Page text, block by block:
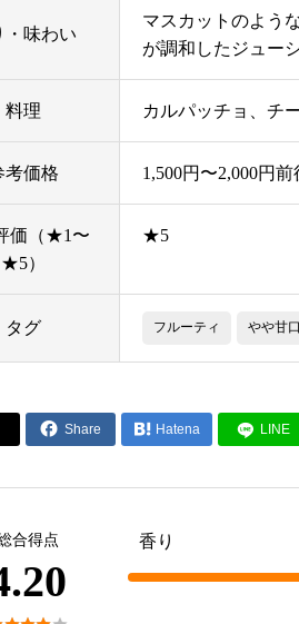
・味わい
マスカットのよう
が調和したジュー
料理 カルパッチョ、チ
考価格 1,500円〜2,000円前
価（★1〜
★5）
★5
タグ フルーティ やや甘口
 Share  Hatena LINE
合得点 香り